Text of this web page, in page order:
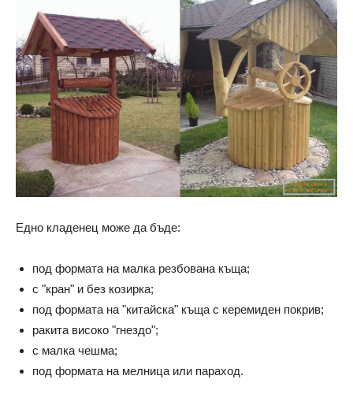
Едно кладенец може да бъде:
под формата на малка резбована къща;
с "кран" и без козирка;
под формата на "китайска" къща с керемиден покрив;
ракита високо "гнездо";
с малка чешма;
под формата на мелница или параход.